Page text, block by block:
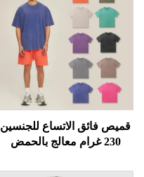
قميص فائق الاتساع للجنسين
230 غرام معالج بالحمض